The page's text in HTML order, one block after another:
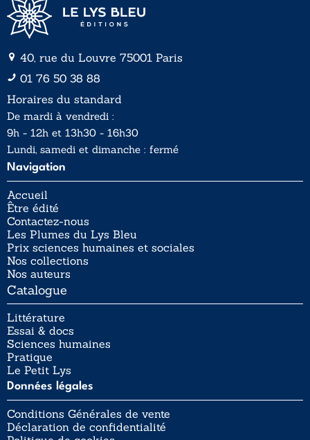
40, rue du Louvre 75001 Paris
01 76 50 38 88
Horaires du standard
De mardi à vendredi :
9h - 12h et 13h30 - 16h30
Lundi, samedi et dimanche : fermé
Navigation
Accueil
Être édité
Contactez-nous
Les Plumes du Lys Bleu
Prix sciences humaines et sociales
Nos collections
Nos auteurs
Catalogue
Littérature
Essai & docs
Sciences humaines
Pratique
Le Petit Lys
Données légales
Conditions Générales de vente
Déclaration de confidentialité